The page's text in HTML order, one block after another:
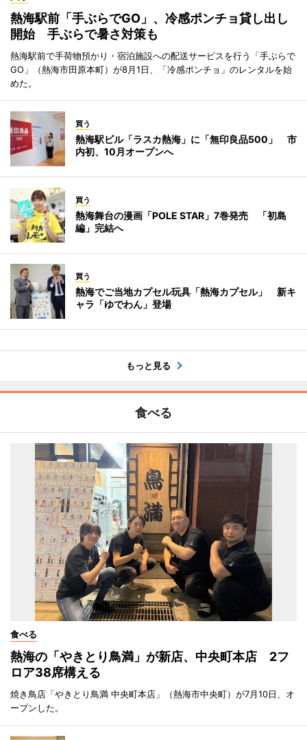
熱海駅前「手ぶらでGO」、冷感ポンチョ貸し出し
開始 手ぶらで暑さ対策も
熱海駅前で手荷物預かり・宿泊施設への配送サービスを行う「手ぶらで
GO」（熱海市田原本町）が8月1日、「冷感ポンチョ」のレンタルを始
めた。
買う
熱海駅ビル「ラスカ熱海」に「無印良品500」 市
内初、10月オープンへ
買う
熱海舞台の漫画「POLE STAR」7巻発売 「初島
編」完結へ
買う
熱海でご当地カプセル玩具「熱海カプセル」 新キ
ャラ「ゆでわん」登場
もっと見る
食べる
食べる
熱海の「やきとり鳥満」が新店、中央町本店 2フ
ロア38席構える
焼き鳥店「やきとり鳥満 中央町本店」（熱海市中央町）が7月10日、オ
ープンした。